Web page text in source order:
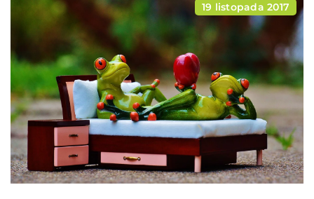
19 listopada 2017